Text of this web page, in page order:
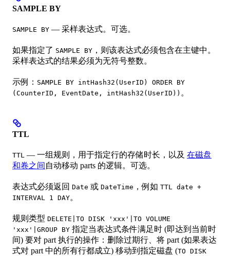
SAMPLE BY
SAMPLE BY — 采样表达式。可选。
如果指定了 SAMPLE BY ，则该表达式必须包含在主键中。
采样表达式的结果必须为无符号整数。
示例： SAMPLE BY intHash32(UserID) ORDER BY
(CounterID, EventDate, intHash32(UserID)) 。
TTL
TTL — 一组规则，用于指定行的存储时长，以及 在磁盘
和卷之间 自动移动 parts 的逻辑。可选。
表达式必须返回 Date 或 DateTime ，例如 TTL date +
INTERVAL 1 DAY。
规则类型 DELETE|TO DISK 'xxx'|TO VOLUME
'xxx'|GROUP BY 指定当表达式条件满足时 (即达到当前时
间) 要对 part 执行的操作：删除过期行、将 part (如果表达
式对 part 中的所有行都成立) 移动到指定磁盘 (TO DISK